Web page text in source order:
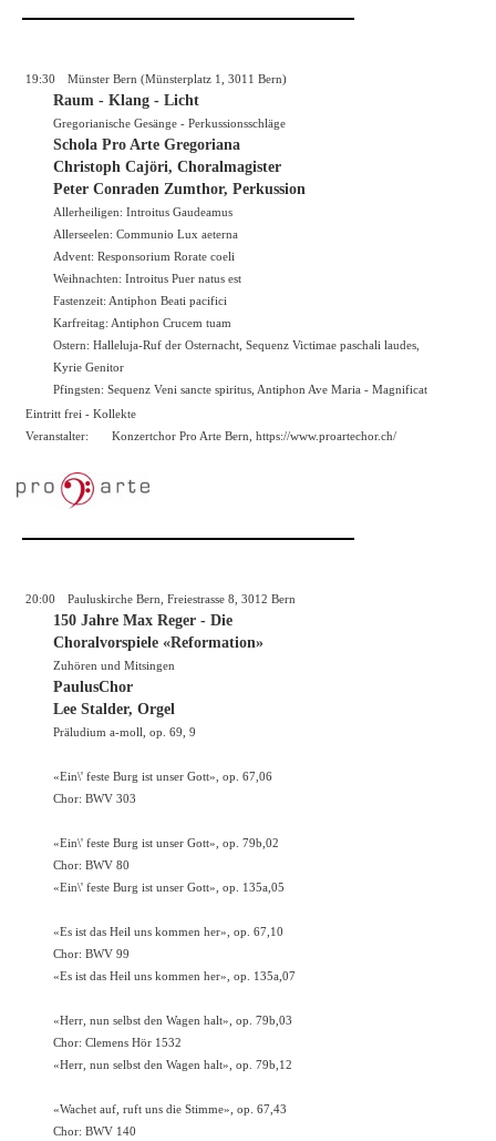
19:30 Münster Bern (Münsterplatz 1, 3011 Bern)
Raum - Klang - Licht
Gregorianische Gesänge - Perkussionsschläge
Schola Pro Arte Gregoriana
Christoph Cajöri, Choralmagister
Peter Conraden Zumthor, Perkussion
Allerheiligen: Introitus Gaudeamus
Allerseelen: Communio Lux aeterna
Advent: Responsorium Rorate coeli
Weihnachten: Introitus Puer natus est
Fastenzeit: Antiphon Beati pacifici
Karfreitag: Antiphon Crucem tuam
Ostern: Halleluja-Ruf der Osternacht, Sequenz Victimae paschali laudes,
Kyrie Genitor
Pfingsten: Sequenz Veni sancte spiritus, Antiphon Ave Maria - Magnificat
Eintritt frei - Kollekte
Veranstalter:
Konzertchor Pro Arte Bern, https://www.proartechor.ch/
20:00 Pauluskirche Bern, Freiestrasse 8, 3012 Bern
150 Jahre Max Reger - Die
Choralvorspiele «Reformation»
Zuhören und Mitsingen
PaulusChor
Lee Stalder, Orgel
Präludium a-moll, op. 69, 9
«Ein\' feste Burg ist unser Gott», op. 67,06
Chor: BWV 303
«Ein\' feste Burg ist unser Gott», op. 79b,02
Chor: BWV 80
«Ein\' feste Burg ist unser Gott», op. 135a,05
«Es ist das Heil uns kommen her», op. 67,10
Chor: BWV 99
«Es ist das Heil uns kommen her», op. 135a,07
«Herr, nun selbst den Wagen halt», op. 79b,03
Chor: Clemens Hör 1532
«Herr, nun selbst den Wagen halt», op. 79b,12
«Wachet auf, ruft uns die Stimme», op. 67,43
Chor: BWV 140